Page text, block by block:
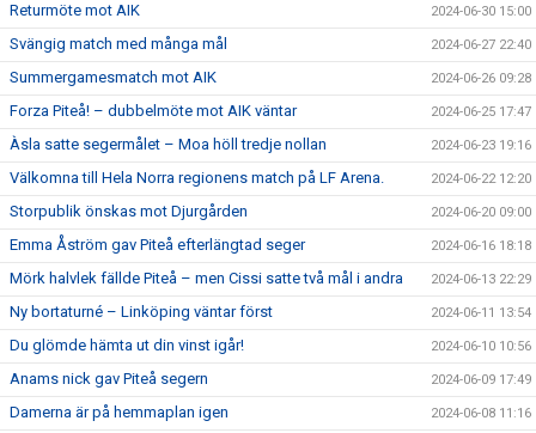
Returmöte mot AIK 2024-06-30 15:00
Svängig match med många mål 2024-06-27 22:40
Summergamesmatch mot AIK 2024-06-26 09:28
Forza Piteå! – dubbelmöte mot AIK väntar 2024-06-25 17:47
Àsla satte segermålet – Moa höll tredje nollan 2024-06-23 19:16
Välkomna till Hela Norra regionens match på LF Arena. 2024-06-22 12:20
Storpublik önskas mot Djurgården 2024-06-20 09:00
Emma Åström gav Piteå efterlängtad seger 2024-06-16 18:18
Mörk halvlek fällde Piteå – men Cissi satte två mål i andra 2024-06-13 22:29
Ny bortaturné – Linköping väntar först 2024-06-11 13:54
Du glömde hämta ut din vinst igår! 2024-06-10 10:56
Anams nick gav Piteå segern 2024-06-09 17:49
Damerna är på hemmaplan igen 2024-06-08 11:16